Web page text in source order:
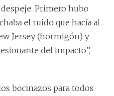
Primero hubo
el ruido que hacía al
Jersey (hormigón) y
del impacto”,
bocinazos para todos